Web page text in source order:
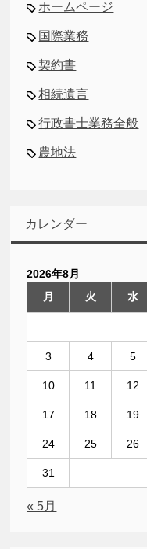
ホームページ
国際業務
契約書
相続遺言
行政書士業務全般
農地法
カレンダー
2026年8月
月
火 水
3 4 5
10 11 12
17 18 19
24 25 26
31
« 5月